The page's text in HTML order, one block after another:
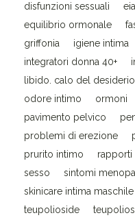
disfunzioni sessuali
equilibrio ormonale
griffonia
igiene intima
integratori donna 40+
libido. calo del desiderio
odore intimo
ormoni
pavimento pelvico
problemi di erezione
prurito intimo
rapporti
sesso
sintomi
skinicare intima maschile
teupolioside